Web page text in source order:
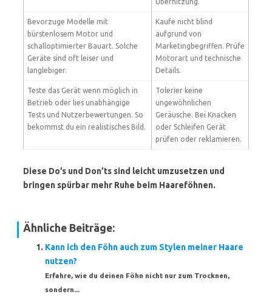
Bevorzuge Modelle mit
bürstenlosem Motor und
schalloptimierter Bauart. Solche
Geräte sind oft leiser und
langlebiger.
Kaufe nicht blind
aufgrund von
Marketingbegriffen. Prüfe
Motorart und technische
Details.
Teste das Gerät wenn möglich in
Betrieb oder lies unabhängige
Tests und Nutzerbewertungen. So
bekommst du ein realistisches Bild.
Tolerier keine
ungewöhnlichen
Geräusche. Bei Knacken
oder Schleifen Gerät
prüfen oder reklamieren.
Diese Do’s und Don’ts sind leicht umzusetzen und
bringen spürbar mehr Ruhe beim Haareföhnen.
Ähnliche Beiträge:
Kann ich den Föhn auch zum Stylen meiner Haare
nutzen?
Erfahre, wie du deinen Föhn nicht nur zum Trocknen,
sondern...